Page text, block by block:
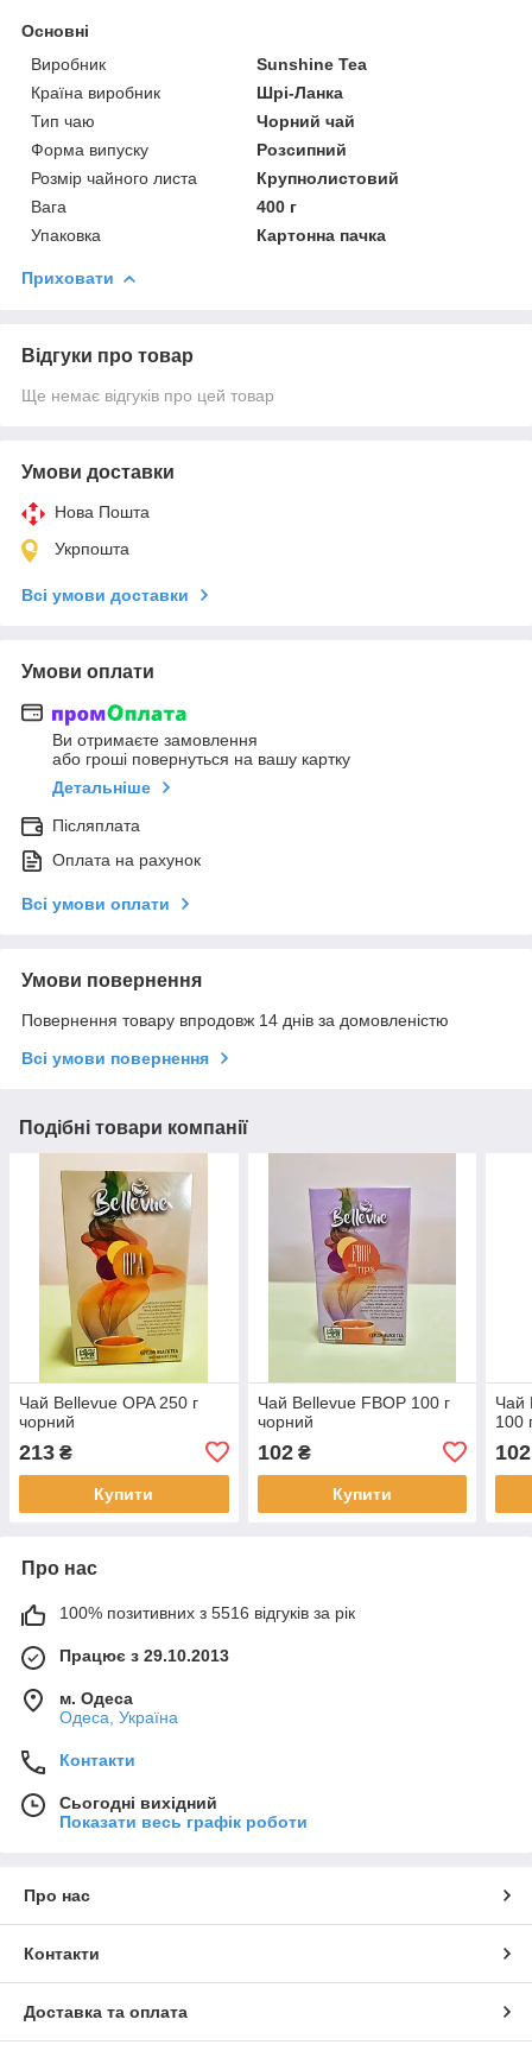
Основні
Виробник
Sunshine Tea
Країна виробник
Шрі-Ланка
Тип чаю
Чорний чай
Форма випуску
Розсипний
Розмір чайного листа
Крупнолистовий
Вага
400 г
Упаковка
Картонна пачка
Приховати
Відгуки про товар
Ще немає відгуків про цей товар
Умови доставки
Нова Пошта
Укрпошта
Всі умови доставки
Умови оплати
Ви отримаєте замовлення
або гроші повернуться на вашу картку
Детальніше
Післяплата
Оплата на рахунок
Всі умови оплати
Умови повернення
Повернення товару впродовж 14 днів за домовленістю
Всі умови повернення
Подібні товари компанії
Чай Bellevue OPA 250 г
чорний
213 ₴
Купити
Чай Bellevue FBOP 100 г
чорний
102₴
Купити
Чай
100
102
Про нас
100% позитивних з 5516 відгуків за рік
Працює з 29.10.2013
м. Одеса
Одеса, Україна
Контакти
Сьогодні вихідний
Показати весь графік роботи
Про нас
Контакти
Доставка та оплата